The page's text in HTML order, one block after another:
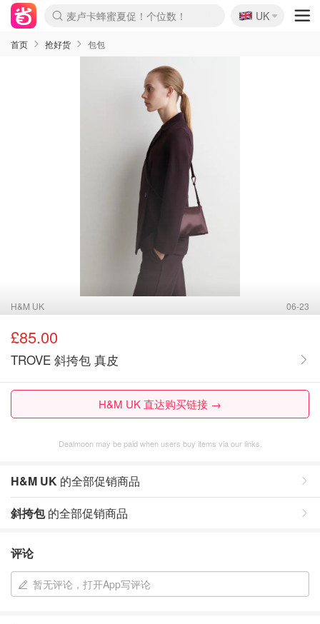
Prada/Miu 4.8折！
啥？必胜客披萨5折！
🇬🇧
UK
首页 抢好货 包包
H&M UK 06-23
£85.00
TROVE 斜挎包 真皮
H&M UK 直达购买链接 →
Dealmoon may be paid when users buy items via our links.
H&M UK 的全部促销商品
斜挎包的全部促销商品
评论
暂无评论，打开App写评论